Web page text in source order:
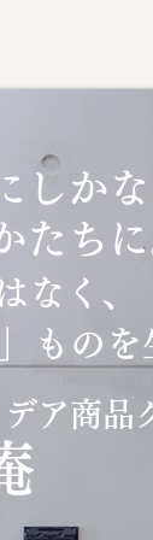
たちに
しかな
なく、
ものを
ア商品